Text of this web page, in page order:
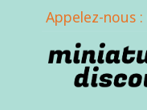
Appelez-nous :